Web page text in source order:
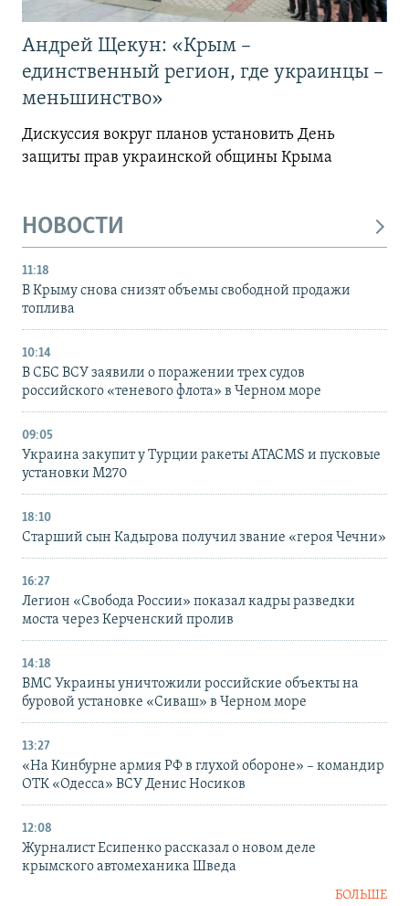
Андрей Щекун: «Крым –
единственный регион, где украинцы –
меньшинство»
Дискуссия вокруг планов установить День
защиты прав украинской общины Крыма
НОВОСТИ
11:18
В Крыму снова снизят объемы свободной продажи
топлива
10:14
В СБС ВСУ заявили о поражении трех судов
российского «теневого флота» в Черном море
09:05
Украина закупит у Турции ракеты ATACMS и пусковые
установки M270
18:10
Старший сын Кадырова получил звание «героя Чечни»
16:27
Легион «Свобода России» показал кадры разведки
моста через Керченский пролив
14:18
ВМС Украины уничтожили российские объекты на
буровой установке «Сиваш» в Черном море
13:27
«На Кинбурне армия РФ в глухой обороне» – командир
ОТК «Одесса» ВСУ Денис Носиков
12:08
Журналист Есипенко рассказал о новом деле
крымского автомеханика Шведа
БОЛЬШЕ